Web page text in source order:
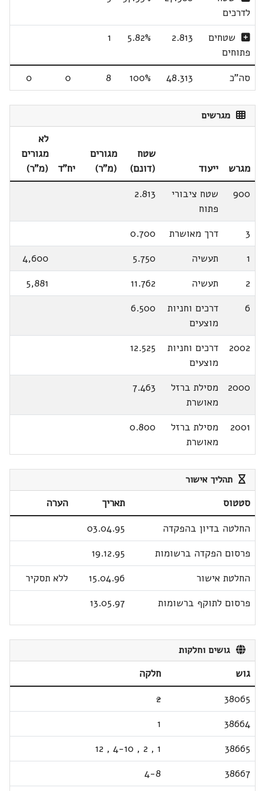
לדרכים
שטחים
פתוחים
2.813
5.82%
1
סה"כ 48.313
100%
8
0
0
מגרשים
מגרש ייעוד
שטח
(דונם)
מגורים
(מ"ר)
יח"ד
לא
מגורים
(מ"ר)
900
שטח ציבורי
פתוח
2.813
3 דרך מאושרת
0.700
1
תעשיה 5.750
4,600
2
תעשיה 11.762
5,881
6
דרכים וחניות
מוצעים
6.500
2002
דרכים וחניות
מוצעים
12.525
2000
מסילת ברזל
מאושרת
7.463
2001
מסילת ברזל
מאושרת
0.800
תהליך אישור
סטטוס תאריך
הערה
החלטה בדיון בהפקדה
03.04.95
פרסום הפקדה ברשומות
19.12.95
החלטת אישור
15.04.96
ללא תסקיר
פרסום לתוקף ברשומות
13.05.97
גושים וחלקות
גוש
חלקה
38065
2
38664
1
38665
1
,
2
,
4-10
,
12
38667
4-8